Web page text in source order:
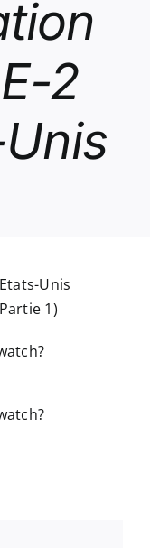
2
Unis
1)